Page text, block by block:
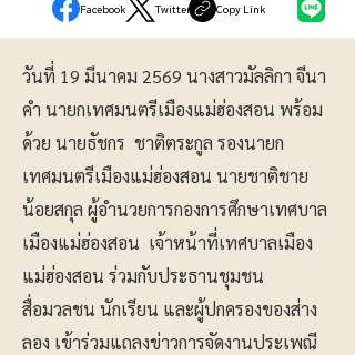
Facebook Twitter Copy Link
วันที่ 19 มีนาคม 2569 นางสาวมัลลิกา จีนา
คำ นายกเทศมนตรีเมืองแม่ฮ่องสอน พร้อม
ด้วย นายธัชกร ชาติตระกูล รองนายก
เทศมนตรีเมืองแม่ฮ่องสอน นายชาติชาย
น้อยสกุล ผู้อำนวยการกองการศึกษาเทศบาล
เมืองแม่ฮ่องสอน เจ้าหน้าที่เทศบาลเมือง
แม่ฮ่องสอน ร่วมกับประธานชุมชน
สื่อมวลชน นักเรียน และผู้ปกครองของส่าง
ลอง เข้าร่วมแถลงข่าวการจัดงานประเพณี